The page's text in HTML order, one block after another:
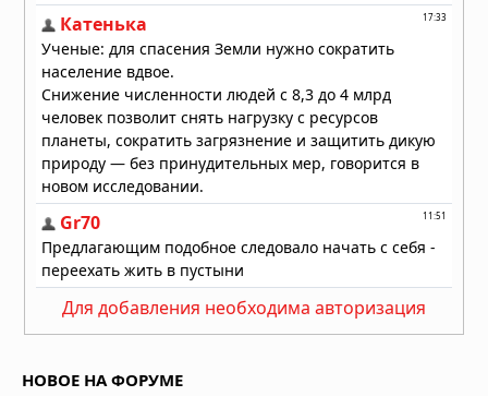
Для добавления необходима авторизация
НОВОЕ НА ФОРУМЕ